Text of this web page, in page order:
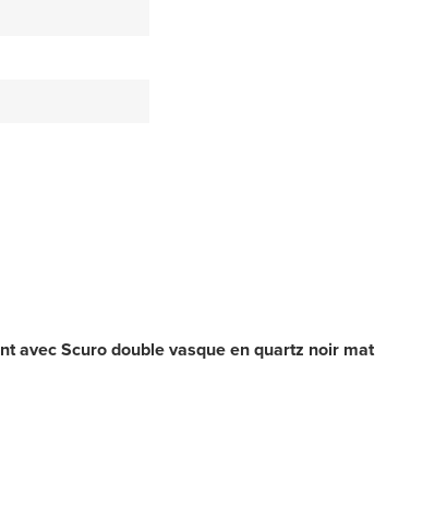
avec Scuro double vasque en quartz noir mat